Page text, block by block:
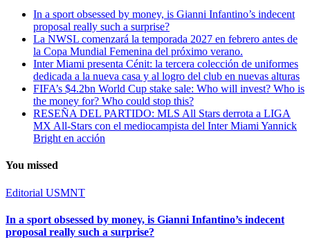
In a sport obsessed by money, is Gianni Infantino’s indecent
proposal really such a surprise?
La NWSL comenzará la temporada 2027 en febrero antes de
la Copa Mundial Femenina del próximo verano.
Inter Miami presenta Cénit: la tercera colección de uniformes
dedicada a la nueva casa y al logro del club en nuevas alturas
FIFA’s $4.2bn World Cup stake sale: Who will invest? Who is
the money for? Who could stop this?
RESEÑA DEL PARTIDO: MLS All Stars derrota a LIGA
MX All-Stars con el mediocampista del Inter Miami Yannick
Bright en acción
You missed
Editorial USMNT
In a sport obsessed by money, is Gianni Infantino’s indecent
proposal really such a surprise?